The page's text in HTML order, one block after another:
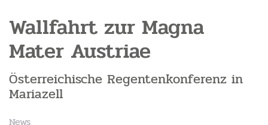
Wallfahrt zur Magna
Mater Austriae
Österreichische Regentenkonferenz in
Mariazell
News